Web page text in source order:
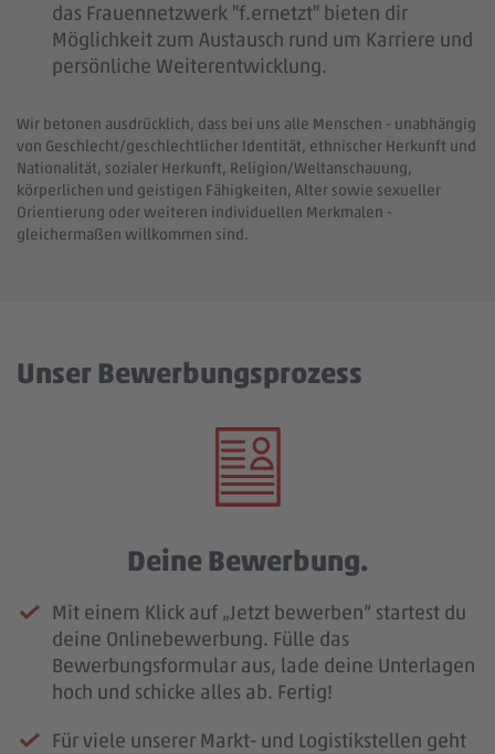
das Frauennetzwerk "f.ernetzt" bieten dir
Möglichkeit zum Austausch rund um Karriere und
persönliche Weiterentwicklung.
Wir betonen ausdrücklich, dass bei uns alle Menschen - unabhängig
von Geschlecht/geschlechtlicher Identität, ethnischer Herkunft und
Nationalität, sozialer Herkunft, Religion/Weltanschauung,
körperlichen und geistigen Fähigkeiten, Alter sowie sexueller
Orientierung oder weiteren individuellen Merkmalen -
gleichermaßen willkommen sind.
Unser Bewerbungsprozess
Deine Bewerbung.
Mit einem Klick auf „Jetzt bewerben“ startest du
deine Onlinebewerbung. Fülle das
Bewerbungsformular aus, lade deine Unterlagen
hoch und schicke alles ab. Fertig!
Für viele unserer Markt- und Logistikstellen geht